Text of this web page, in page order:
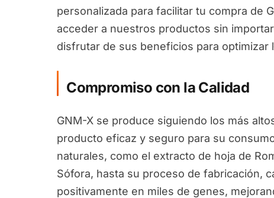
personalizada para facilitar tu compra de
acceder a nuestros productos sin
disfrutar de sus beneficios para
Compromiso con la Calidad
GNM-X se produce siguiendo los más
producto eficaz y seguro para su
naturales, como el extracto de hoja de
Sófora, hasta su proceso de fabricación,
positivamente en miles de genes,